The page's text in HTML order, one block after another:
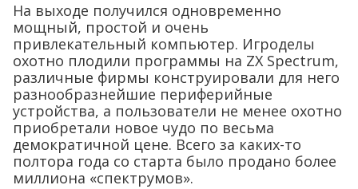
На выходе получился одновременно
мощный, простой и очень
привлекательный компьютер. Игроделы
охотно плодили программы на ZX Spectrum,
различные фирмы конструировали для него
разнообразнейшие периферийные
устройства, а пользователи не менее охотно
приобретали новое чудо по весьма
демократичной цене. Всего за каких-то
полтора года со старта было продано более
миллиона «спектрумов».